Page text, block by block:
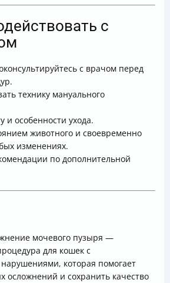
с
с врачом перед
технику мануального
и особенности ухода.
животного и своевременно
изменениях.
по дополнительной
мочевого пузыря —
для кошек с
которая помогает
осложнений и сохранить качество